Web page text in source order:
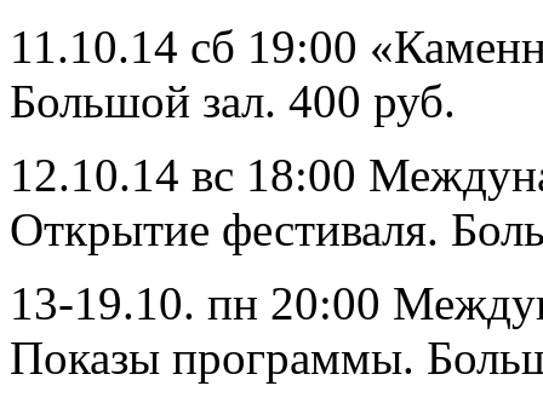
11.10.14 сб 19:00
Большой зал. 400 руб.
12.10.14 вс 18:00
Открытие фестиваля.
13-19.10. пн 20:00
Показы программы.